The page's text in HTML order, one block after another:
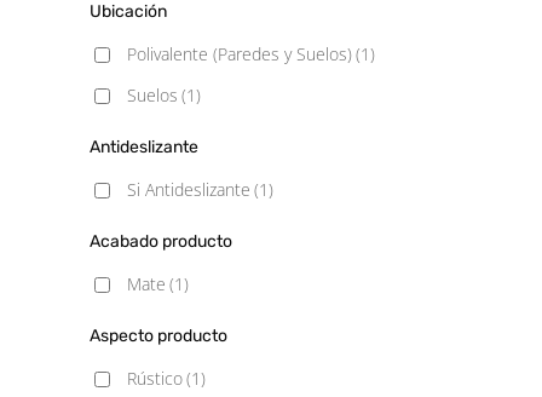
Ubicación
Polivalente (Paredes y Suelos)(1)
Suelos (1)
Antideslizante
Si Antideslizante (1)
Acabado producto
Mate (1)
Aspecto producto
Rústico(1)